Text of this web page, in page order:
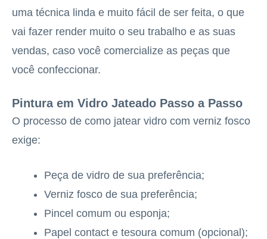
uma técnica linda e muito fácil de ser feita, o que
vai fazer render muito o seu trabalho e as suas
vendas, caso você comercialize as peças que
você confeccionar.
Pintura em Vidro Jateado Passo a Passo
O processo de como jatear vidro com verniz fosco
exige:
Peça de vidro de sua preferência;
Verniz fosco de sua preferência;
Pincel comum ou esponja;
Papel contact e tesoura comum (opcional);